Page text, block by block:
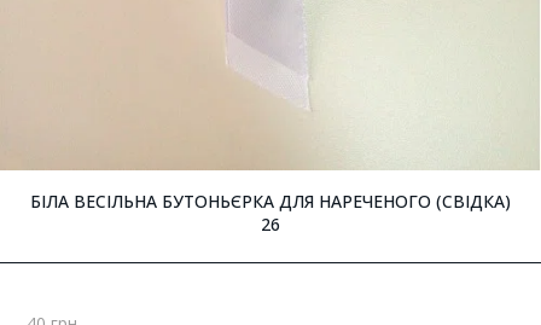
БІЛА ВЕСІЛЬНА БУТОНЬЄРКА ДЛЯ НАРЕЧЕНОГО (СВІДКА)
26